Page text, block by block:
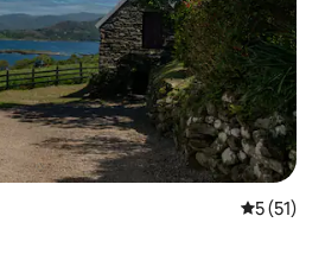
レビュー
5 (51)